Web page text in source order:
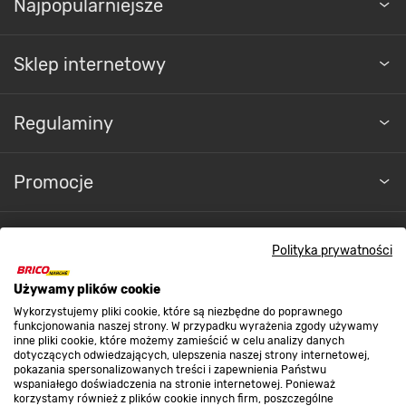
Polityka prywatności
Używamy plików cookie
Wykorzystujemy pliki cookie, które są niezbędne do poprawnego
funkcjonowania naszej strony. W przypadku wyrażenia zgody używamy
inne pliki cookie, które możemy zamieścić w celu analizy danych
dotyczących odwiedzających, ulepszenia naszej strony internetowej,
pokazania spersonalizowanych treści i zapewnienia Państwu
wspaniałego doświadczenia na stronie internetowej. Ponieważ
korzystamy również z plików cookie innych firm, poszczególne
Najpopularniejsze
Sklep internetowy
Regulaminy
Promocje
O nas
Kontakt do sklepu